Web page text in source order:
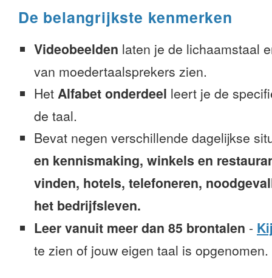
De belangrijkste kenmerken
Videobeelden laten je de lichaamstaal
van moedertaalsprekers zien.
Het Alfabet onderdeel leert je de
de taal.
Bevat negen verschillende dagelijkse
en kennismaking, winkels en
vinden, hotels, telefoneren,
het bedrijfsleven.
Leer vanuit meer dan 85 brontalen -
te zien of jouw eigen taal is opgenomen.